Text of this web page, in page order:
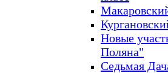
Новые
Поляна"
Седьмая